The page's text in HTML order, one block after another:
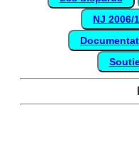
NJ 2006/